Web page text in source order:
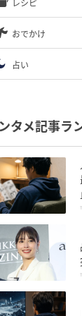
レシピ
おでかけ
占い
タメ記事ラ